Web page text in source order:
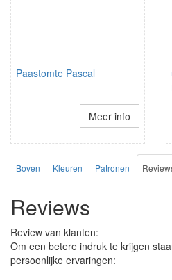
Paastomte Pascal
Meer info
Boven Kleuren Patronen
Reviews
Review van klanten:
Om een betere indruk te krijgen
persoonlijke ervaringen: